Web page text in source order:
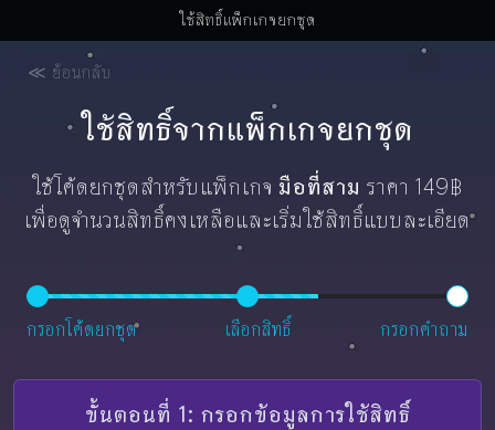
ใช้สิทธิ์แพ็กเกจยกชุด
≪ ย้อนกลับ
ใช้สิทธิ์จากแพ็กเกจยกชุด
ใช้โค้ดยกชุดสำหรับแพ็กเกจ มือที่สาม ราคา 149฿
เพื่อดูจำนวนสิทธิ์คงเหลือและเริ่มใช้สิทธิ์แบบละเอียด
กรอกโค้ดยกชุด เลือกสิทธิ์ กรอกคำถาม
ขั้นตอนที่ 1: กรอกข้อมูลการใช้สิทธิ์